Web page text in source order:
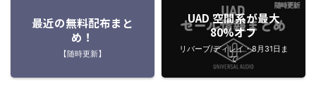
最近の無料配布まと
め！
【随時更新】
UAD 空間系が最大
80%オフ
リバーブ/ディレイ・8月31日ま
で